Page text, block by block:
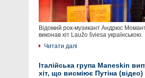
Відомий рок-музикант Андрюс
виконав хіт Laužo šviesa українською.
Читати далі
Італійська група Maneskin
хіт, що висміює Путіна (відео)